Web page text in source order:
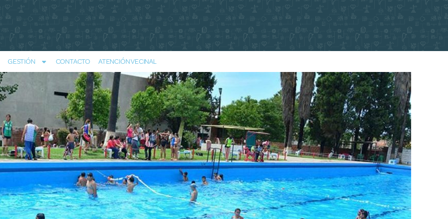
GESTIÓN CONTACTO ATENCIÓN VECINAL